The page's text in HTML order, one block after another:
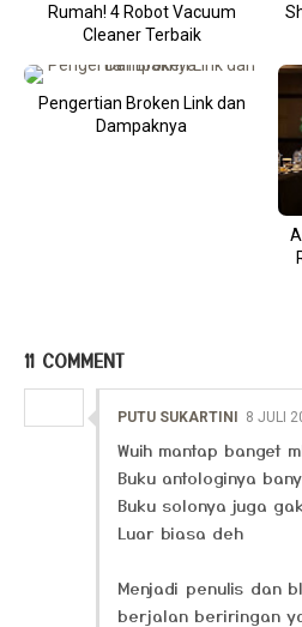
Rumah! 4 Robot Vacuum
Cleaner Terbaik
Pengertian Broken Link dan
Dampaknya
11 COMMENT
PUTU SUKARTINI 8 JULI
Wuih mantap banget
Buku antologinya
Buku solonya juga
Luar biasa deh
Menjadi penulis dan
berjalan beriringan